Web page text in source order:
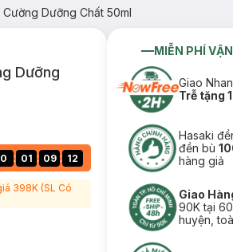
Dưỡng Chất 50ml
Dưỡng
0 : 01 : 09 : 11
398K (SL Có
MIỄN PHÍ
Giao
Trễ tặng
Hasaki
đền bù
hàng giả
Giao
90K tại
huyện,